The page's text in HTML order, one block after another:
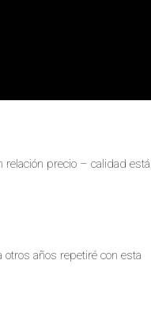
precio – calidad
años repetiré con esta